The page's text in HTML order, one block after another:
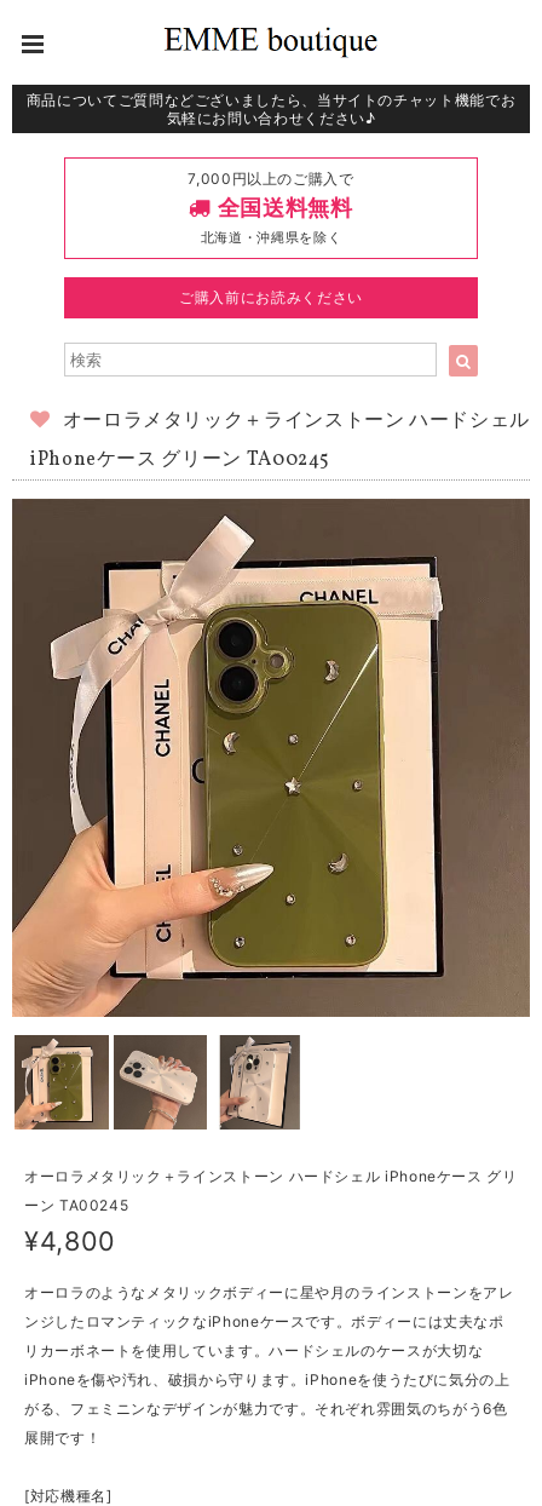
商品についてご質問などございましたら、当サイトのチャット機能でお
気軽にお問い合わせください♪
7,000円以上のご購入で
全国送料無料
北海道・沖縄県を除く
ご購入前にお読みください
オーロラメタリック＋ラインストーン ハードシェル
iPhoneケース グリーン TA00245
オーロラメタリック＋ラインストーン ハードシェル iPhoneケース グリ
ーン TA00245
¥4,800
オーロラのようなメタリックボディーに星や月のラインストーンをアレ
ンジしたロマンティックなiPhoneケースです。ボディーには丈夫なポ
リカーボネートを使用しています。ハードシェルのケースが大切な
iPhoneを傷や汚れ、破損から守ります。iPhoneを使うたびに気分の上
がる、フェミニンなデザインが魅力です。それぞれ雰囲気のちがう6色
展開です！
[対応機種名]